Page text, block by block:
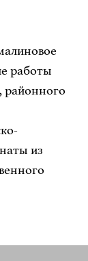
работы
районного
из